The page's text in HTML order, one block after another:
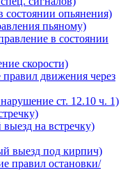
состоянии опьянения)
пьяному)
в состоянии
скорости)
движения через
ст. 12.10 ч. 1)
на встречку)
выезд под кирпич)
правил остановки/